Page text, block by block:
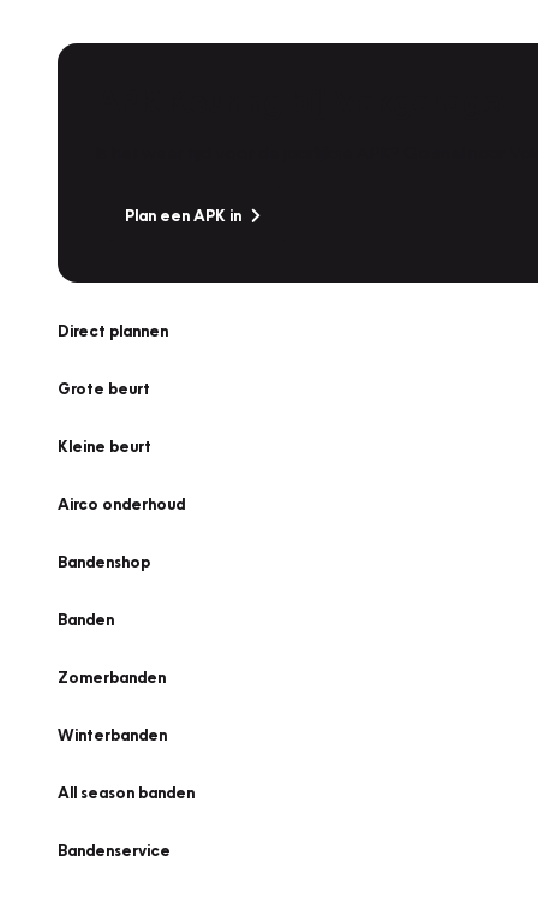
Plan een APK in
Direct plannen
Grote beurt
Kleine beurt
Airco onderhoud
Bandenshop
Banden
Zomerbanden
Winterbanden
All season banden
Bandenservice